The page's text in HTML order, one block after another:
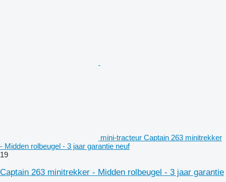
mini-tracteur Captain 263 minitrekker
- Midden rolbeugel - 3 jaar garantie neuf
19
Captain 263 minitrekker - Midden rolbeugel - 3 jaar garantie